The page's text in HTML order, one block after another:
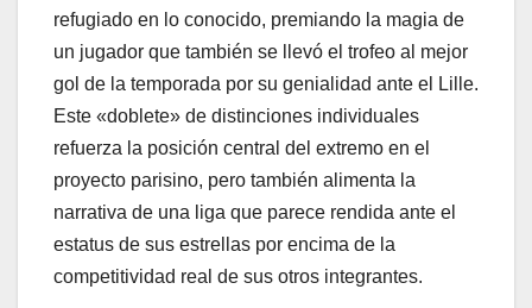
refugiado en lo conocido, premiando la magia de
un jugador que también se llevó el trofeo al mejor
gol de la temporada por su genialidad ante el Lille.
Este «doblete» de distinciones individuales
refuerza la posición central del extremo en el
proyecto parisino, pero también alimenta la
narrativa de una liga que parece rendida ante el
estatus de sus estrellas por encima de la
competitividad real de sus otros integrantes.